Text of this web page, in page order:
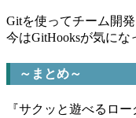
Gitを使ってチーム開
今はGitHooksが気にな
～まとめ～
『サクッと遊べるロ